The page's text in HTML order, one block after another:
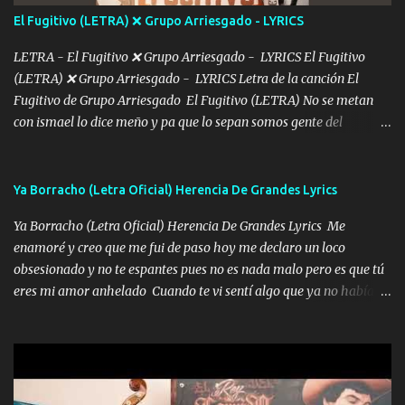
tú mi hermosa La que me alegra los días y sigo tomando Y
pensar... Que tú ya no vas a estar Pasarán... Solito me dejaras
Intentar... ...
El Fugitivo (LETRA) ❌ Grupo Arriesgado - LYRICS
LETRA - El Fugitivo ❌ Grupo Arriesgado - LYRICS El Fugitivo
(LETRA) ❌ Grupo Arriesgado - LYRICS Letra de la canción El
Fugitivo de Grupo Arriesgado El Fugitivo (LETRA) No se metan
con ismael lo dice meño y pa que lo sepan somos gente del
grande traemos la bandera 04 se oye por los radios y bien
ofrece también peleam'os bien atentó el compa huicho la corta al
cinto y radios colgados cuando salimos del rancho carros
blindándos y bien equipados no somos gente de problemas pero
defendemos muy bien nuestra tierra buena sombra nos cobija y el
porque lo estimo y lo quiero ami lado vivi...
Ya Borracho (Letra Oficial) Herencia De Grandes Lyrics
Ya Borracho (Letra Oficial) Herencia De Grandes Lyrics Me
enamoré y creo que me fui de paso hoy me declaro un loco
obsesionado y no te espantes pues no es nada malo pero es que tú
eres mi amor anhelado Cuando te vi sentí algo que ya no había
cariño de mi alma Que pa febrero vendré frente a ti con mis
preguntas y digas que sí hacernos novios y verte feliz y muy